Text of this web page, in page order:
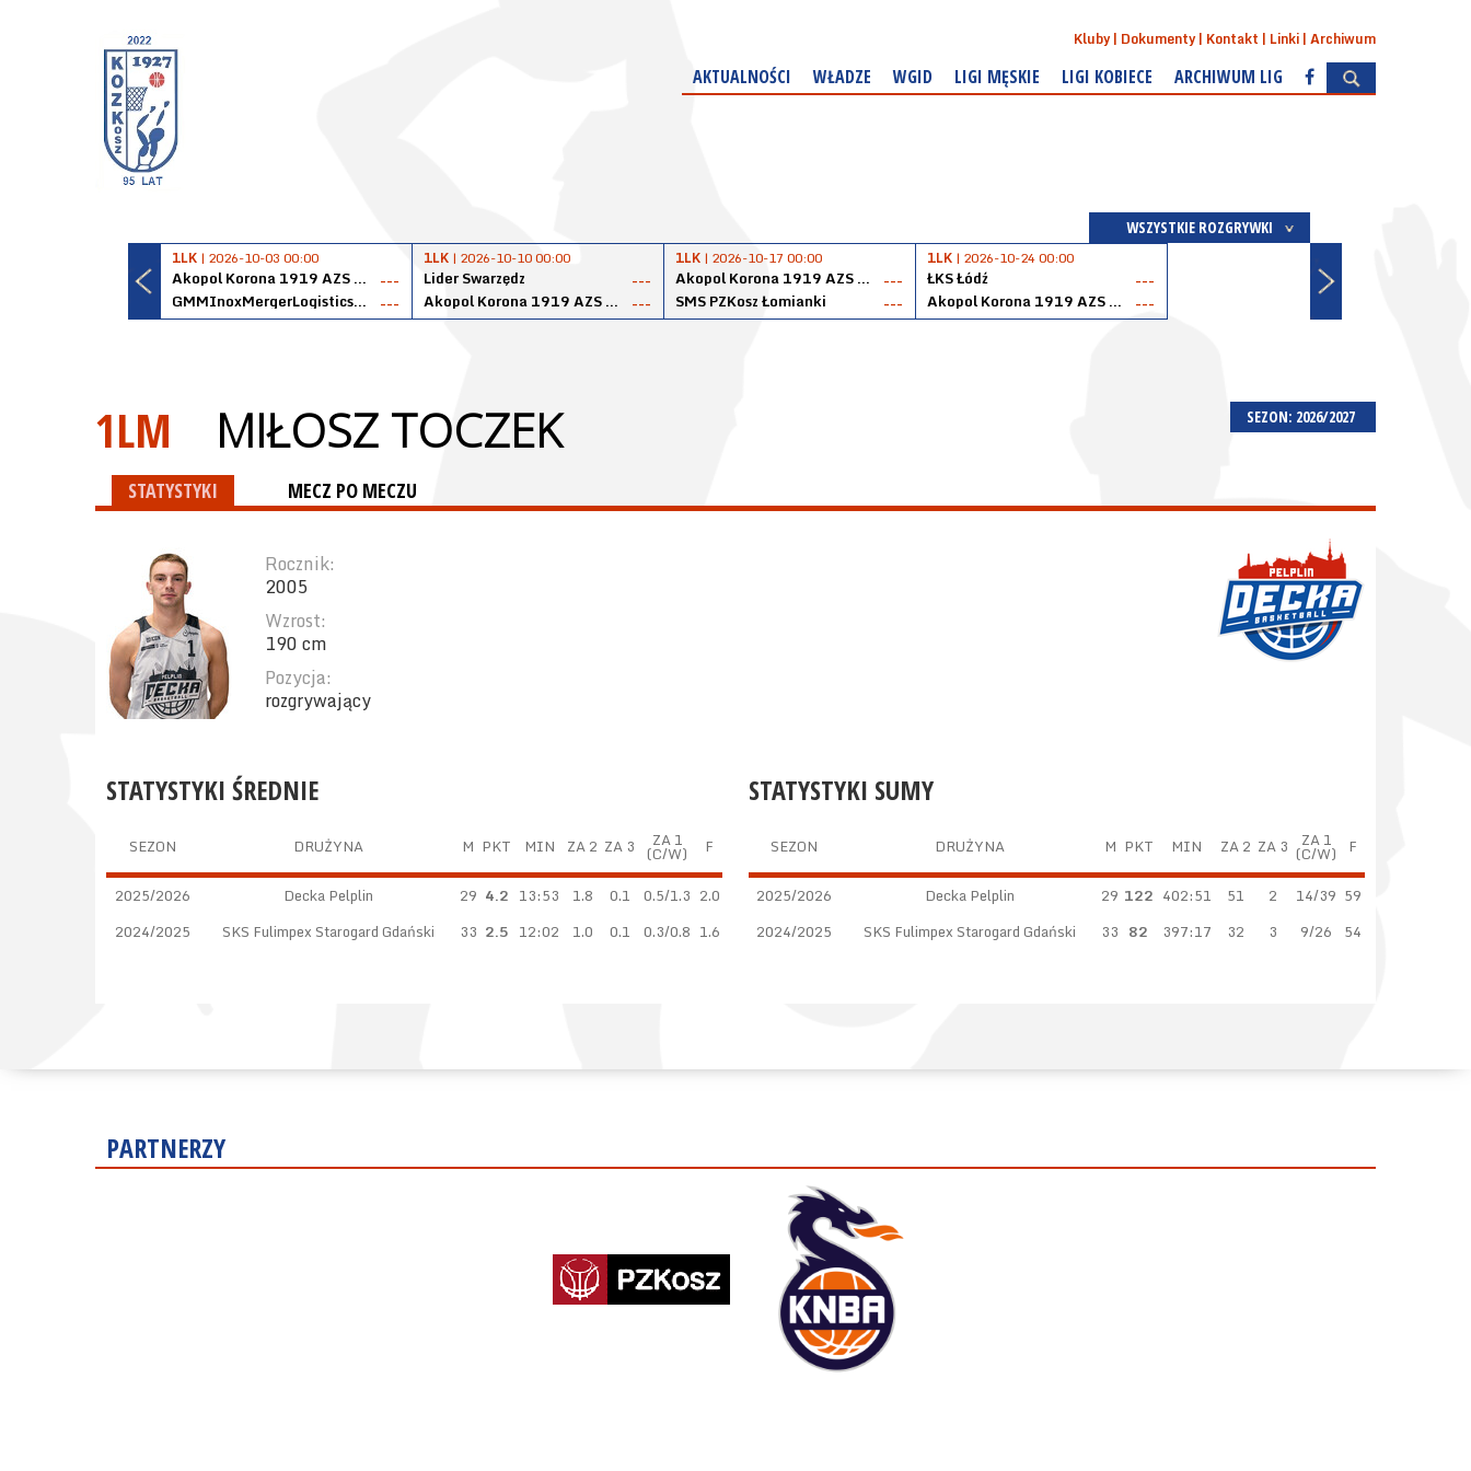
Kluby Dokumenty Kontakt Linki Archiwum
AKTUALNOŚCI WŁADZE WGID LIGI MĘSKIE LIGI KOBIECE ARCHIWUM LIG
WSZYSTKIE ROZGRYWKI
1LK | 2026-10-03 00:00
Akopol Korona 1919 AZS PK Kraków
---
GMMInoxMergerLogisticsPanteryŁańcut
---
1LK | 2026-10-10 00:00
Lider Swarzędz
---
Akopol Korona 1919 AZS PK Kraków
---
1LK | 2026-10-17 00:00
Akopol Korona 1919 AZS PK Kraków
---
SMS PZKosz Łomianki
---
1LK | 2026-10-24 00:00
ŁKS Łódź
---
Akopol Korona 1919 AZS PK Kraków
---
SEZON: 2026/2027
1LM MIŁOSZ TOCZEK
STATYSTYKI MECZ PO MECZU
Rocznik:
2005
Wzrost:
190 cm
Pozycja:
rozgrywający
STATYSTYKI SUMY
SEZON DRUŻYNA M PKT MIN ZA 2 ZA 3 ZA 1
(C/W) F
2025/2026 Decka Pelplin 29 122 402:51 51 2 14/39 59
2024/2025
SKS Fulimpex Starogard Gdański 33 82 397:17 32 3 9/26 54
STATYSTYKI ŚREDNIE
SEZON DRUŻYNA M PKT MIN ZA 2 ZA 3 ZA 1
(C/W) F
2025/2026 Decka Pelplin 29 4.2 13:53 1.8 0.1 0.5/1.3 2.0
2024/2025
SKS Fulimpex Starogard Gdański 33 2.5 12:02 1.0 0.1 0.3/0.8 1.6
PARTNERZY